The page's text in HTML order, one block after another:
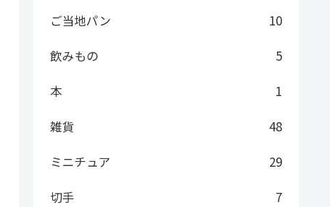
ご当地パン
10
飲みもの
5
本
1
雑貨
48
ミニチュア
29
切手
7